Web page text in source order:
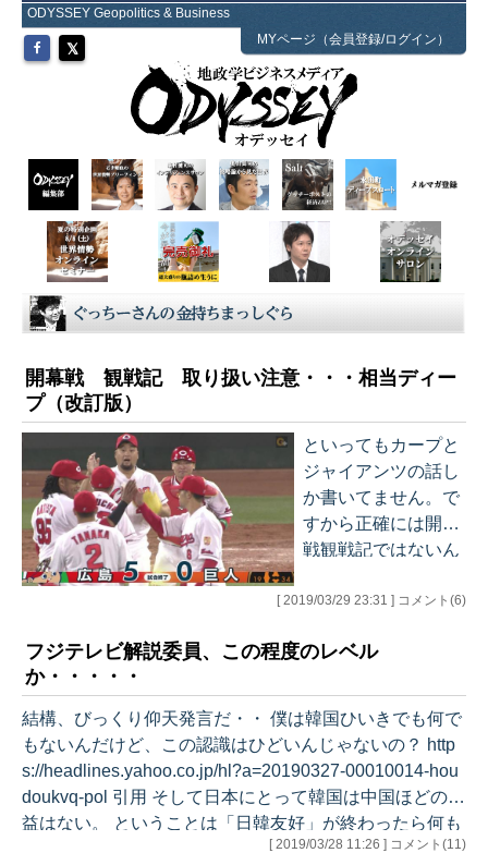
ODYSSEY Geopolitics & Business
MYページ（会員登録/ログイン）
開幕戦 観戦記 取り扱い注意・・・相当ディー
プ（改訂版）
といってもカープと
ジャイアンツの話し
か書いてません。で
すから正確には開幕
戦観戦記ではないん
いで（笑）。 野球、
興味がない、という
のか、多分意味不明
なので、遠慮なくこ
の記事は飛ばしてく
ださい、お願いしま
す（笑）・・・・書
籍になったら脚注付
[ 2019/03/29 23:31 ] コメント(6)
フジテレビ解説委員、この程度のレベル
か・・・・・
結構、びっくり仰天発言だ・・ 僕は韓国ひいきでも何で
もないんだけど、この認識はひどいんじゃないの？ http
s://headlines.yahoo.co.jp/hl?a=20190327-00010014-hou
doukvq-pol 引用 そして日本にとって韓国は中国ほどの利
益はない。 ということは「日韓友好」が終わったら何も
[ 2019/03/28 11:26 ] コメント(11)